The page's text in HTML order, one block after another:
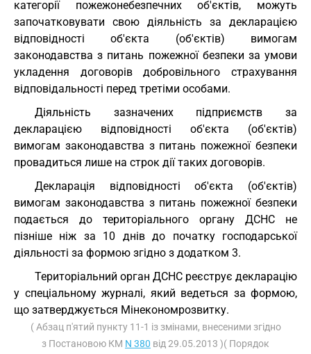
категорії пожежонебезпечних об'єктів, можуть
започатковувати свою діяльність за декларацією
відповідності об'єкта (об'єктів) вимогам
законодавства з питань пожежної безпеки за умови
укладення договорів добровільного страхування
відповідальності перед третіми особами.
Діяльність зазначених підприємств за
декларацією відповідності об'єкта (об'єктів)
вимогам законодавства з питань пожежної безпеки
провадиться лише на строк дії таких договорів.
Декларація відповідності об'єкта (об'єктів)
вимогам законодавства з питань пожежної безпеки
подається до територіального органу ДСНС не
пізніше ніж за 10 днів до початку господарської
діяльності за формою згідно з додатком 3.
Територіальний орган ДСНС реєструє декларацію
у спеціальному журналі, який ведеться за формою,
що затверджується Мінекономрозвитку.
( Абзац п'ятий пункту 11-1 із змінами, внесеними згідно
з Постановою КМ N 380 від 29.05.2013 )( Порядок